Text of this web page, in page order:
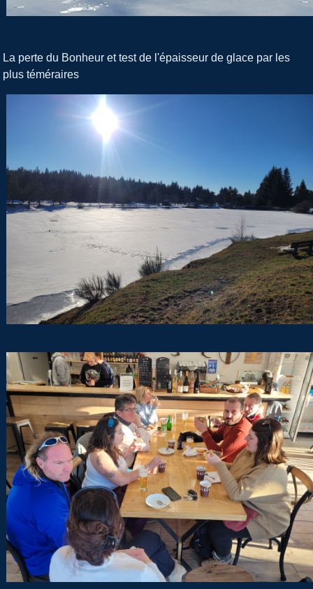
La perte du Bonheur et test de l'épaisseur de glace par les
plus téméraires